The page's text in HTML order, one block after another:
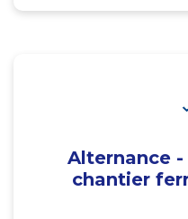
Alternance
chantier